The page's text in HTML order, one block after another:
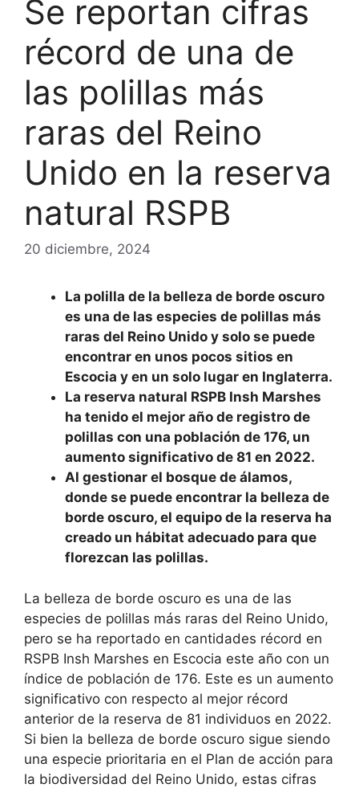
Se reportan cifras
récord de una de
las polillas más
raras del Reino
Unido en la reserva
natural RSPB
20 diciembre, 2024
La polilla de la belleza de borde oscuro
es una de las especies de polillas más
raras del Reino Unido y solo se puede
encontrar en unos pocos sitios en
Escocia y en un solo lugar en Inglaterra.
La reserva natural RSPB Insh Marshes
ha tenido el mejor año de registro de
polillas con una población de 176, un
aumento significativo de 81 en 2022.
Al gestionar el bosque de álamos,
donde se puede encontrar la belleza de
borde oscuro, el equipo de la reserva ha
creado un hábitat adecuado para que
florezcan las polillas.
La belleza de borde oscuro es una de las
especies de polillas más raras del Reino Unido,
pero se ha reportado en cantidades récord en
RSPB Insh Marshes en Escocia este año con un
índice de población de 176. Este es un aumento
significativo con respecto al mejor récord
anterior de la reserva de 81 individuos en 2022.
Si bien la belleza de borde oscuro sigue siendo
una especie prioritaria en el Plan de acción para
la biodiversidad del Reino Unido, estas cifras